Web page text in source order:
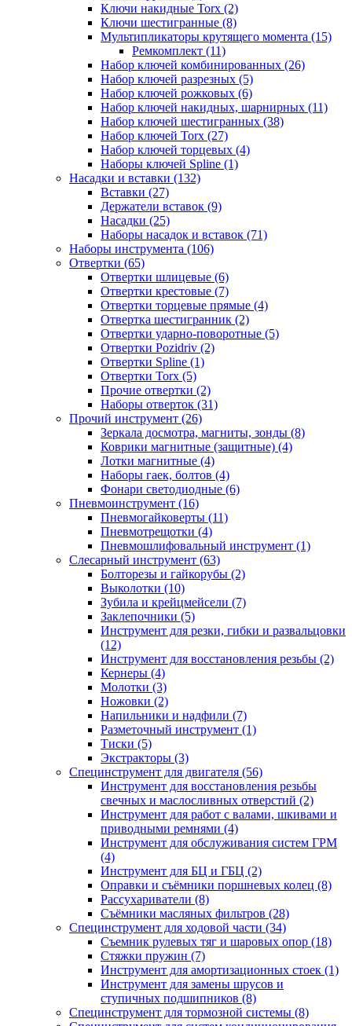
Ключи накидные Torx (2)
Ключи шестигранные (8)
Мультипликаторы крутящего момента (15)
Ремкомплект (11)
Набор ключей комбинированных (26)
Набор ключей разрезных (5)
Набор ключей рожковых (6)
Набор ключей накидных, шарнирных (11)
Набор ключей шестигранных (38)
Набор ключей Torx (27)
Набор ключей торцевых (4)
Наборы ключей Spline (1)
Насадки и вставки (132)
Вставки (27)
Держатели вставок (9)
Насадки (25)
Наборы насадок и вставок (71)
Наборы инструмента (106)
Отвертки (65)
Отвертки шлицевые (6)
Отвертки крестовые (7)
Отвертки торцевые прямые (4)
Отвертка шестигранник (2)
Отвертки ударно-поворотные (5)
Отвертки Pozidriv (2)
Отвертки Spline (1)
Отвертки Torx (5)
Прочие отвертки (2)
Наборы отверток (31)
Прочий инструмент (26)
Зеркала досмотра, магниты, зонды (8)
Коврики магнитные (защитные) (4)
Лотки магнитные (4)
Наборы гаек, болтов (4)
Фонари светодиодные (6)
Пневмоинструмент (16)
Пневмогайковерты (11)
Пневмотрещотки (4)
Пневмошлифовальный инструмент (1)
Слесарный инструмент (63)
Болторезы и гайкорубы (2)
Выколотки (10)
Зубила и крейцмейсели (7)
Заклепочники (5)
Инструмент для резки, гибки и развальцовки
(12)
Инструмент для восстановления резьбы (2)
Кернеры (4)
Молотки (3)
Ножовки (2)
Напильники и надфили (7)
Разметочный инструмент (1)
Тиски (5)
Экстракторы (3)
Специнструмент для двигателя (56)
Инструмент для восстановления резьбы
свечных и маслосливных отверстий (2)
Инструмент для работ с валами, шкивами и
приводными ремнями (4)
Инструмент для обслуживания систем ГРМ
(4)
Инструмент для БЦ и ГБЦ (2)
Оправки и съёмники поршневых колец (8)
Рассухариватели (8)
Съёмники масляных фильтров (28)
Специнструмент для ходовой части (34)
Съемник рулевых тяг и шаровых опор (18)
Стяжки пружин (7)
Инструмент для амортизационных стоек (1)
Инструмент для замены шрусов и
ступичных подшипников (8)
Специнструмент для тормозной системы (8)